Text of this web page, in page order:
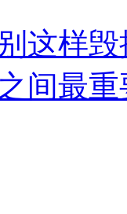
这样
间最